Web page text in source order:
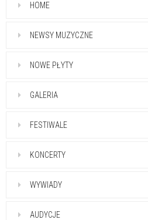
HOME
NEWSY MUZYCZNE
NOWE PŁYTY
GALERIA
FESTIWALE
KONCERTY
WYWIADY
AUDYCJE